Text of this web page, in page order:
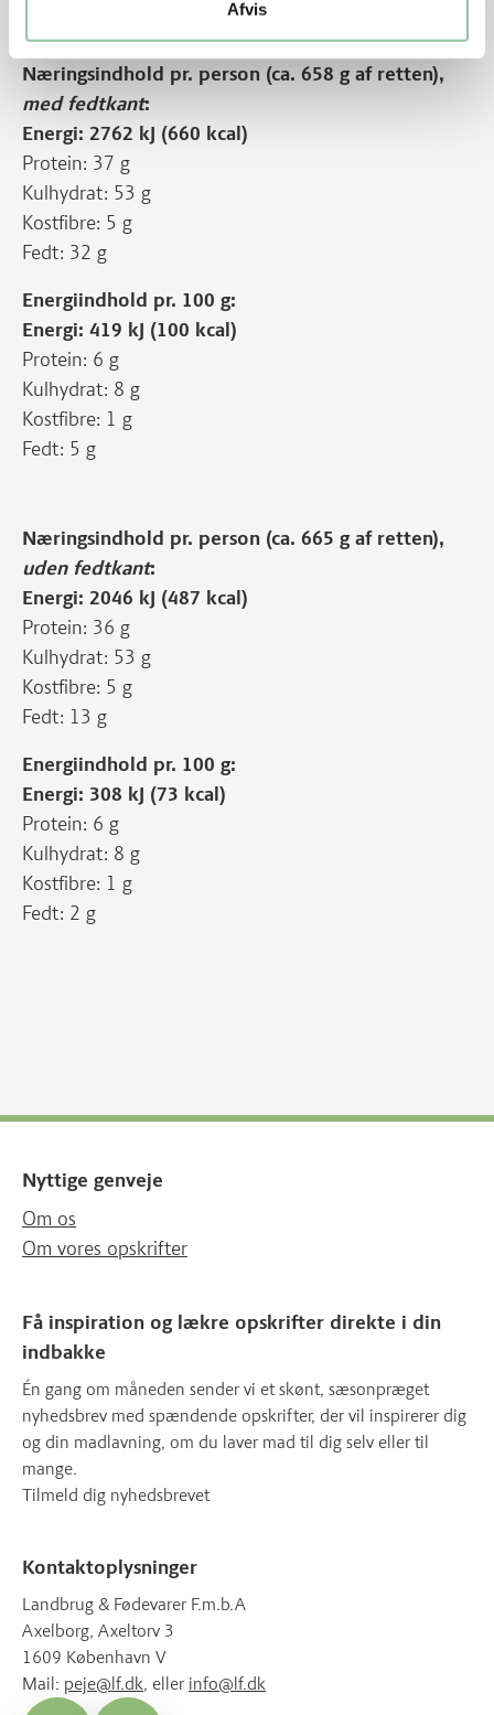
Afvis
Næringsindhold pr. person (ca. 658 g af retten),
med fedtkant:
Energi: 2762 kJ (660 kcal)
Protein: 37 g
Kulhydrat: 53 g
Kostfibre: 5 g
Fedt: 32 g
Energiindhold pr. 100 g:
Energi: 419 kJ (100 kcal)
Protein: 6 g
Kulhydrat: 8 g
Kostfibre: 1 g
Fedt: 5 g
Næringsindhold pr. person (ca. 665 g af retten),
uden fedtkant:
Energi: 2046 kJ (487 kcal)
Protein: 36 g
Kulhydrat: 53 g
Kostfibre: 5 g
Fedt: 13 g
Energiindhold pr. 100 g:
Energi: 308 kJ (73 kcal)
Protein: 6 g
Kulhydrat: 8 g
Kostfibre: 1 g
Fedt: 2 g
Nyttige genveje
Om os
Om vores opskrifter
Få inspiration og lækre opskrifter direkte i din
indbakke
Én gang om måneden sender vi et skønt, sæsonpræget
nyhedsbrev med spændende opskrifter, der vil inspirerer dig
og din madlavning, om du laver mad til dig selv eller til
mange.
Tilmeld dig nyhedsbrevet
Kontaktoplysninger
Landbrug & Fødevarer F.m.b.A
Axelborg, Axeltorv 3
1609 København V
Mail: peje@lf.dk, eller info@lf.dk